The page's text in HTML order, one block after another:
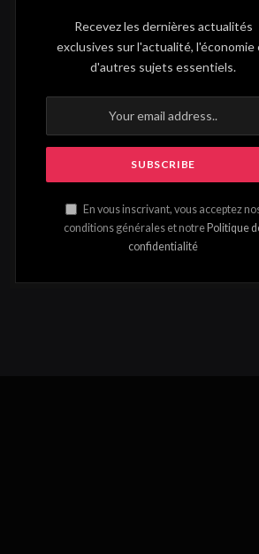
Recevez les dernières actualités
exclusives sur l'actualité, l'économie
d'autres sujets essentiels.
En vous inscrivant, vous acceptez
conditions générales et notrePolitique
confidentialité